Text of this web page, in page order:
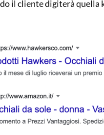
il cliente digiterà quella